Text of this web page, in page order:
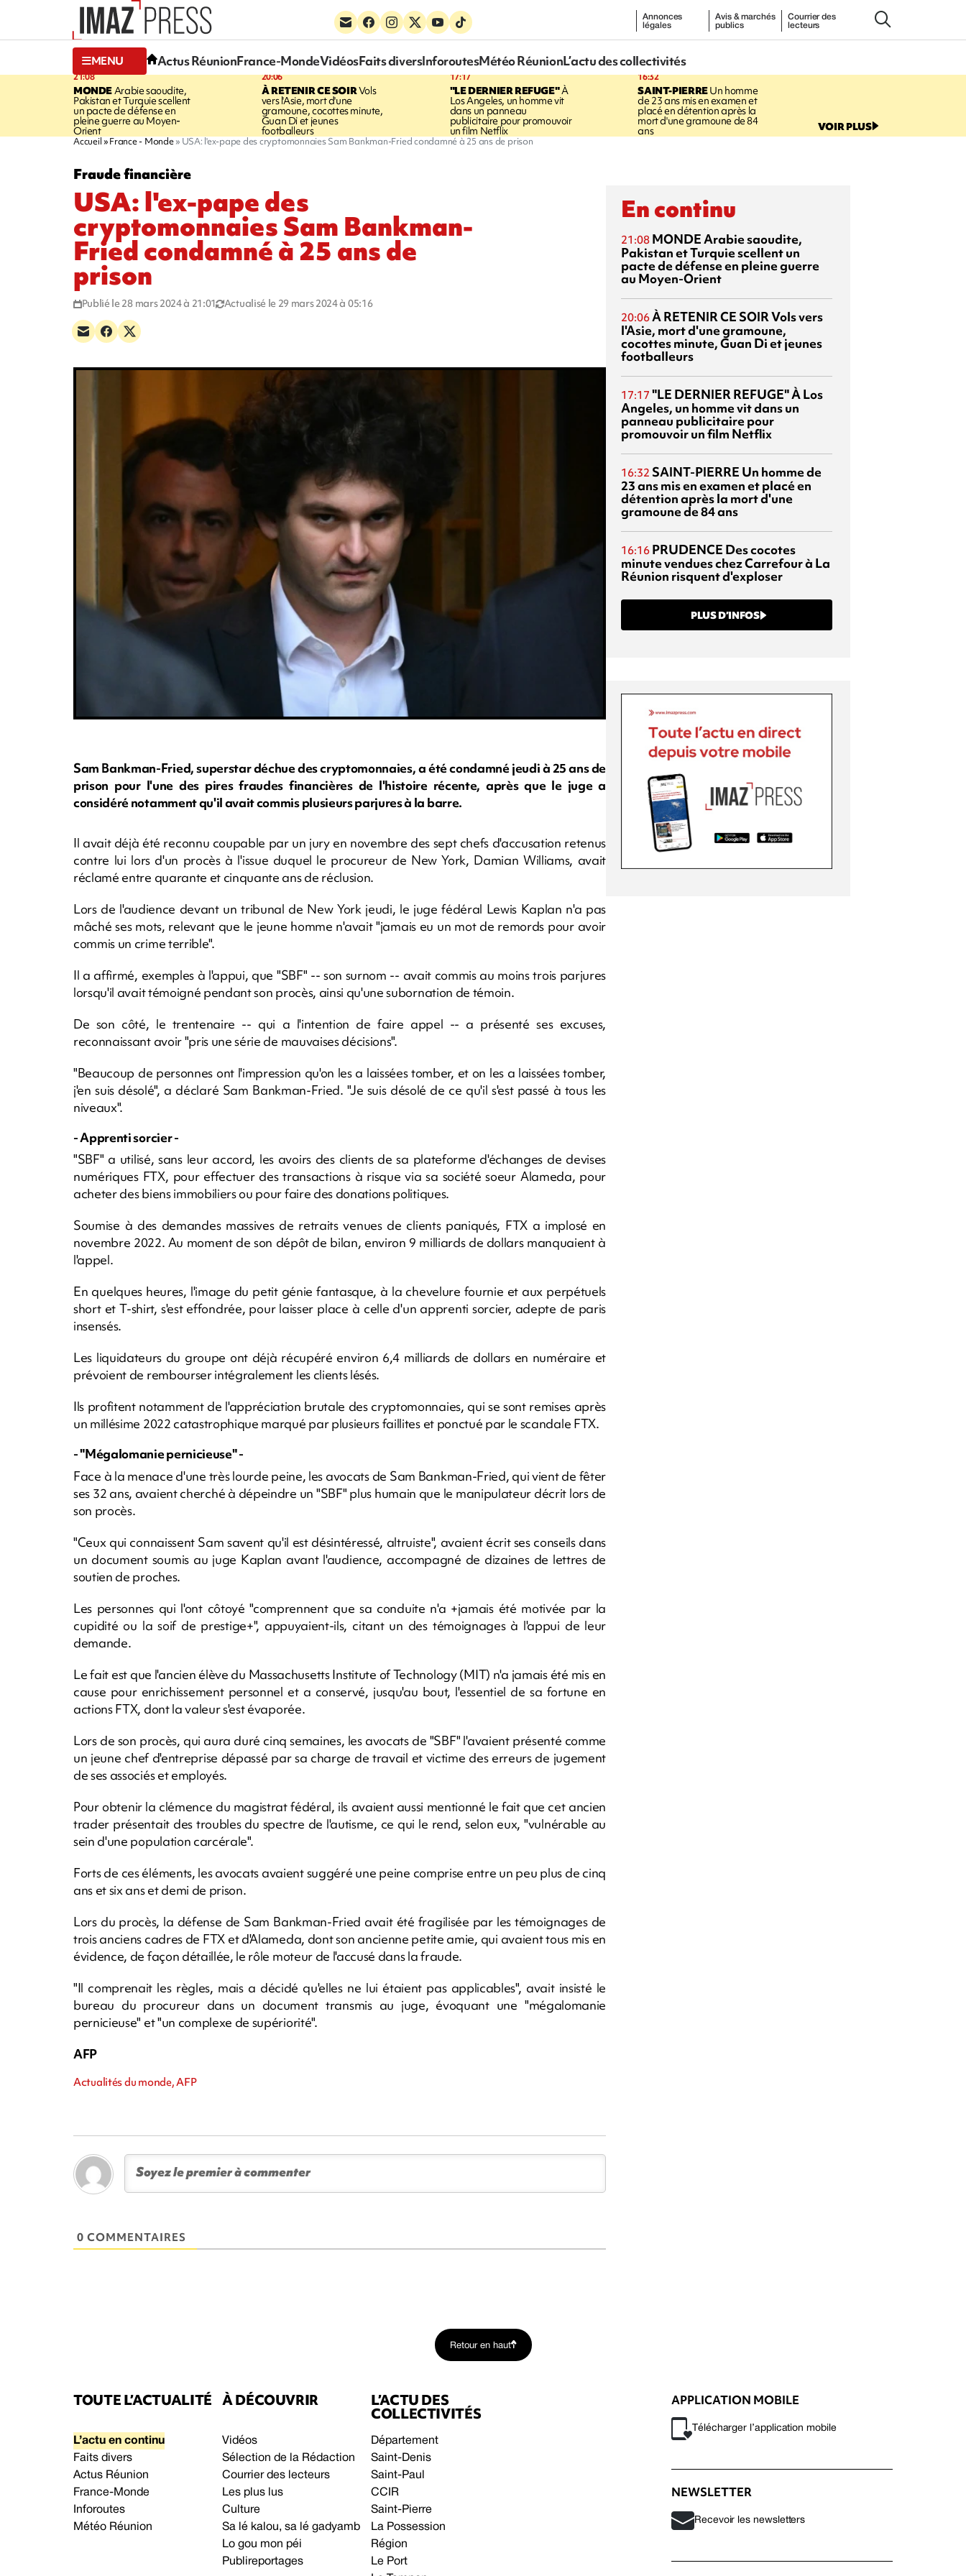
Annonces
légales
Avis & marchés
publics
Courrier des
lecteurs
MENU Actus RéunionFrance-MondeVidéosFaits diversInforoutesMétéo RéunionL’actu des collectivités
21:08
MONDE Arabie saoudite,
Pakistan et Turquie scellent
un pacte de défense en
pleine guerre au Moyen-
Orient
20:06
À RETENIR CE SOIRVols
vers l'Asie, mort d'une
gramoune, cocottes minute,
Guan Di et jeunes
footballeurs
17:17
"LE DERNIER REFUGE"À
Los Angeles, un homme vit
dans un panneau
publicitaire pour promouvoir
un film Netflix
16:32
SAINT-PIERREUn homme
de 23 ans mis en examen et
placé en détention après la
mort d'une gramoune de 84
ans VOIR PLUS
Accueil France - Monde USA: l'ex-pape des cryptomonnaies Sam Bankman-Fried condamné à 25 ans de prison
Fraude financière
USA: l'ex-pape des
cryptomonnaies Sam Bankman-
Fried condamné à 25 ans de
prison
Publié le 28 mars 2024 à 21:01 Actualisé le 29 mars 2024 à 05:16
Sam Bankman-Fried, superstar déchue des cryptomonnaies, a été condamné jeudi à 25 ans de
prison pour l'une des pires fraudes financières de l'histoire récente, après que le juge a
considéré notamment qu'il avait commis plusieurs parjures à la barre.
Il avait déjà été reconnu coupable par un jury en novembre des sept chefs d'accusation retenus
contre lui lors d'un procès à l'issue duquel le procureur de New York, Damian Williams, avait
réclamé entre quarante et cinquante ans de réclusion.
Lors de l'audience devant un tribunal de New York jeudi, le juge fédéral Lewis Kaplan n'a pas
mâché ses mots, relevant que le jeune homme n'avait "jamais eu un mot de remords pour avoir
commis un crime terrible".
Il a affirmé, exemples à l'appui, que "SBF" -- son surnom -- avait commis au moins trois parjures
lorsqu'il avait témoigné pendant son procès, ainsi qu'une subornation de témoin.
De son côté, le trentenaire -- qui a l'intention de faire appel -- a présenté ses excuses,
reconnaissant avoir "pris une série de mauvaises décisions".
"Beaucoup de personnes ont l'impression qu'on les a laissées tomber, et on les a laissées tomber,
j'en suis désolé", a déclaré Sam Bankman-Fried. "Je suis désolé de ce qu'il s'est passé à tous les
niveaux".
- Apprenti sorcier -
"SBF" a utilisé, sans leur accord, les avoirs des clients de sa plateforme d'échanges de devises
numériques FTX, pour effectuer des transactions à risque via sa société soeur Alameda, pour
acheter des biens immobiliers ou pour faire des donations politiques.
Soumise à des demandes massives de retraits venues de clients paniqués, FTX a implosé en
novembre 2022. Au moment de son dépôt de bilan, environ 9 milliards de dollars manquaient à
l'appel.
En quelques heures, l'image du petit génie fantasque, à la chevelure fournie et aux perpétuels
short et T-shirt, s'est effondrée, pour laisser place à celle d'un apprenti sorcier, adepte de paris
insensés.
Les liquidateurs du groupe ont déjà récupéré environ 6,4 milliards de dollars en numéraire et
prévoient de rembourser intégralement les clients lésés.
Ils profitent notamment de l'appréciation brutale des cryptomonnaies, qui se sont remises après
un millésime 2022 catastrophique marqué par plusieurs faillites et ponctué par le scandale FTX.
- "Mégalomanie pernicieuse" -
Face à la menace d'une très lourde peine, les avocats de Sam Bankman-Fried, qui vient de fêter
ses 32 ans, avaient cherché à dépeindre un "SBF" plus humain que le manipulateur décrit lors de
son procès.
"Ceux qui connaissent Sam savent qu'il est désintéressé, altruiste", avaient écrit ses conseils dans
un document soumis au juge Kaplan avant l'audience, accompagné de dizaines de lettres de
soutien de proches.
Les personnes qui l'ont côtoyé "comprennent que sa conduite n'a +jamais été motivée par la
cupidité ou la soif de prestige+", appuyaient-ils, citant un des témoignages à l'appui de leur
demande.
Le fait est que l'ancien élève du Massachusetts Institute of Technology (MIT) n'a jamais été mis en
cause pour enrichissement personnel et a conservé, jusqu'au bout, l'essentiel de sa fortune en
actions FTX, dont la valeur s'est évaporée.
Lors de son procès, qui aura duré cinq semaines, les avocats de "SBF" l'avaient présenté comme
un jeune chef d'entreprise dépassé par sa charge de travail et victime des erreurs de jugement
de ses associés et employés.
Pour obtenir la clémence du magistrat fédéral, ils avaient aussi mentionné le fait que cet ancien
trader présentait des troubles du spectre de l'autisme, ce qui le rend, selon eux, "vulnérable au
sein d'une population carcérale".
Forts de ces éléments, les avocats avaient suggéré une peine comprise entre un peu plus de cinq
ans et six ans et demi de prison.
Lors du procès, la défense de Sam Bankman-Fried avait été fragilisée par les témoignages de
trois anciens cadres de FTX et d'Alameda, dont son ancienne petite amie, qui avaient tous mis en
évidence, de façon détaillée, le rôle moteur de l'accusé dans la fraude.
"Il comprenait les règles, mais a décidé qu'elles ne lui étaient pas applicables", avait insisté le
bureau du procureur dans un document transmis au juge, évoquant une "mégalomanie
pernicieuse" et "un complexe de supériorité".
AFP
Actualités du monde, AFP
0 COMMENTAIRES
En continu
21:08 MONDEArabie saoudite,
Pakistan et Turquie scellent un
pacte de défense en pleine guerre
au Moyen-Orient
20:06À RETENIR CE SOIRVols vers
l'Asie, mort d'une gramoune,
cocottes minute, Guan Di et jeunes
footballeurs
17:17 "LE DERNIER REFUGE"À Los
Angeles, un homme vit dans un
panneau publicitaire pour
promouvoir un film Netflix
16:32 SAINT-PIERRE Un homme de
23 ans mis en examen et placé en
détention après la mort d'une
gramoune de 84 ans
16:16 PRUDENCE Des cocotes
minute vendues chez Carrefour à La
Réunion risquent d'exploser
PLUS D’INFOS
Retour en haut
TOUTE L’ACTUALITÉ
L’actu en continu
Faits divers
Actus Réunion
France-Monde
Inforoutes
Météo Réunion
À DÉCOUVRIR
Vidéos
Sélection de la Rédaction
Courrier des lecteurs
Les plus lus
Culture
Sa lé kalou, sa lé gadyamb
Lo gou mon péi
Publireportages
L’ACTU DES
COLLECTIVITÉS
Département
Saint-Denis
Saint-Paul
CCIR
Saint-Pierre
La Possession
Région
Le Port
APPLICATION MOBILE
Télécharger l’application mobile
NEWSLETTER
Recevoir les newsletters